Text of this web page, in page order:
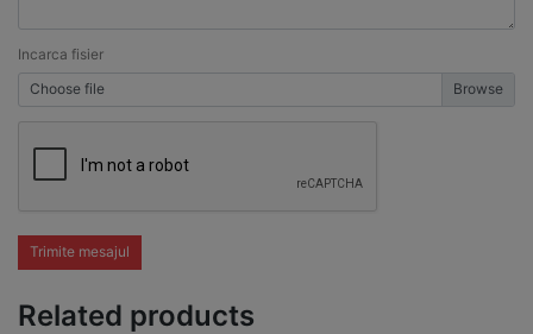
Incarca fisier
Choose file
Trimite mesajul
Related products